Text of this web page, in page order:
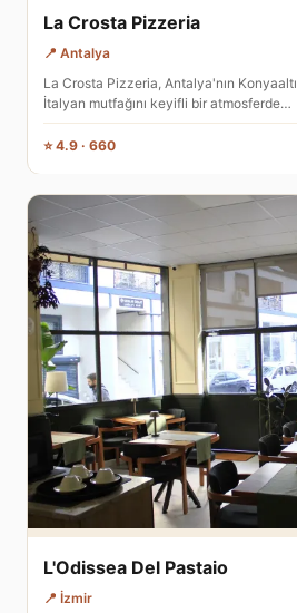
La Crosta Pizzeria
📍 Antalya
La Crosta Pizzeria, Antalya'nın
İtalyan mutfağını keyifli bir atmosferde…
⭐ 4.9 · 660
L'Odissea Del Pastaio
📍 İzmir